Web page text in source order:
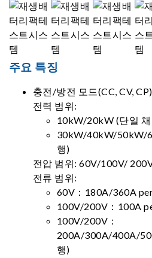
주요 특징
충전/방전 모드(CC, CV, CP)
전력 범위:
10kW/20kW (단일
30kW/40kW/50kW/
행)
전압 범위: 60V/100V/
전류 범위:
60V：180A/360A
100V/200V：100A
100V/200V：
200A/300A/400A/
행)